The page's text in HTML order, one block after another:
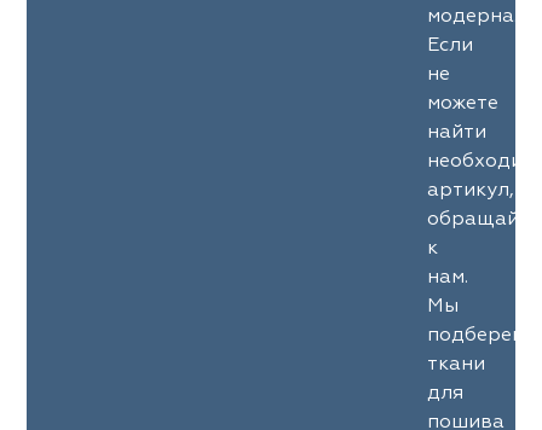
модерна.
Если
не
можете
найти
артикул,
к
нам.
Мы
подберем
ткани
для
пошива